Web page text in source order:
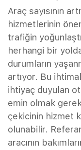
Araç sayısının
hizmetlerinin
trafiğin
herhangi bir
durumların
artıyor. Bu
ihtiyaç duyulan
emin olmak
çekicinin hizmet
olunabilir.
aracının